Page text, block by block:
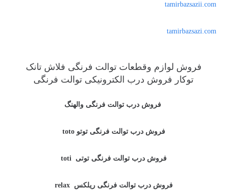
tamirbazsazii.com
tamirbazsazi.com
فروش لوازم وقطعات توالت فرنگی فلاش تانک
توکار فروش درب الکترونیکی توالت فرنگی
فروش درب توالت فرنگی والهنگ
فروش درب توالت فرنگی توتو toto
فروش درب توالت فرنگی توتی toti
فروش درب توالت فرنگی ریلکس relax